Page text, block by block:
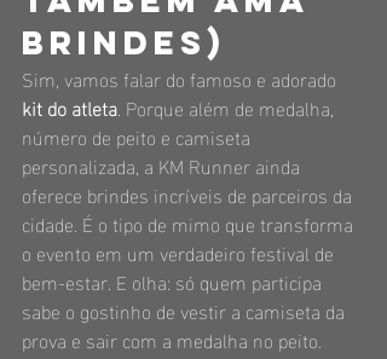
brindes)
Sim, vamos falar do famoso e adorado
kit do atleta. Porque além de medalha,
número de peito e camiseta
personalizada, a KM Runner ainda
oferece brindes incríveis de parceiros da
cidade. É o tipo de mimo que transforma
o evento em um verdadeiro festival de
bem-estar. E olha: só quem participa
sabe o gostinho de vestir a camiseta da
prova e sair com a medalha no peito.